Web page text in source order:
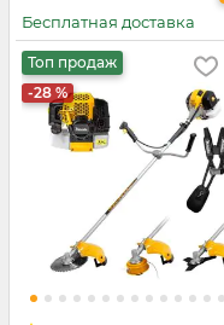
Бесплатная доставка
Топ продаж
-28 %